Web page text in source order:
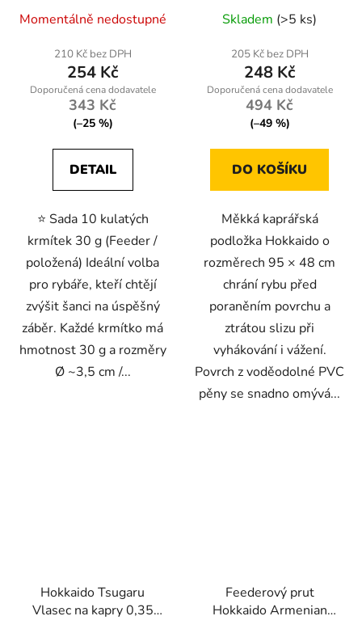
Momentálně nedostupné
210 Kč bez DPH
254 Kč
343 Kč
(–25 %)
DETAIL
⭐ Sada 10 kulatých
krmítek 30 g (Feeder /
položená) Ideální volba
pro rybáře, kteří chtějí
zvýšit šanci na úspěšný
záběr. Každé krmítko má
hmotnost 30 g a rozměry
Ø ~3,5 cm /...
vyhákování a vážení
Skladem (>5 ks)
205 Kč bez DPH
248 Kč
494 Kč
(–49 %)
DO KOŠÍKU
Měkká kaprářská
podložka Hokkaido o
rozměrech 95 × 48 cm
chrání rybu před
poraněním povrchu a
ztrátou slizu při
vyhákování i vážení.
Povrch z voděodolné PVC
pěny se snadno omývá...
Hokkaido Tsugaru
Vlasec na kapry 0,35
Feederový prut
Hokkaido Armenian